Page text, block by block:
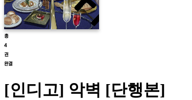
[인디고] 악벽 [단행본]